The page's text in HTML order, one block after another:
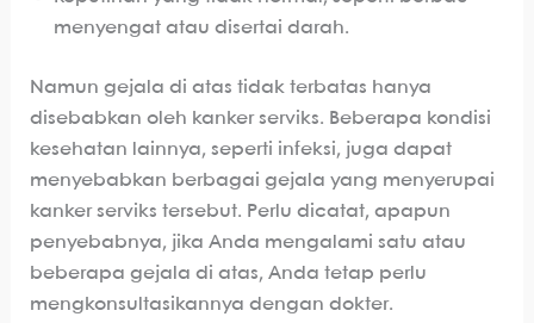
menyengat atau disertai darah.
Namun gejala di atas tidak terbatas hanya
disebabkan oleh kanker serviks. Beberapa kondisi
kesehatan lainnya, seperti infeksi, juga dapat
menyebabkan berbagai gejala yang menyerupai
kanker serviks tersebut. Perlu dicatat, apapun
penyebabnya, jika Anda mengalami satu atau
beberapa gejala di atas, Anda tetap perlu
mengkonsultasikannya dengan dokter.